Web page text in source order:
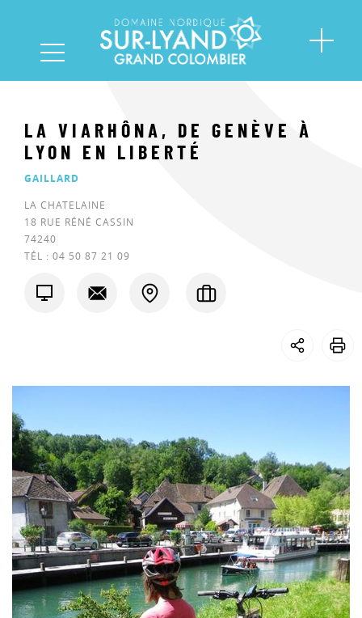
LA VIARHÔNA, DE GENÈVE À
LYON EN LIBERTÉ
GAILLARD
LA CHATELAINE
18 RUE RÉNÉ CASSIN
74240
TÉL : 04 50 87 21 09